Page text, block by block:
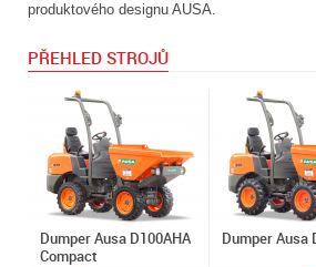
produktového designu AUSA.
PŘEHLED STROJŮ
Dumper Ausa D100AHA
Compact
Dumper Ausa